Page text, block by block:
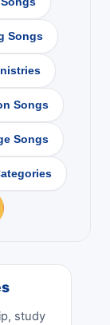
Songs
Songs
Songs
study